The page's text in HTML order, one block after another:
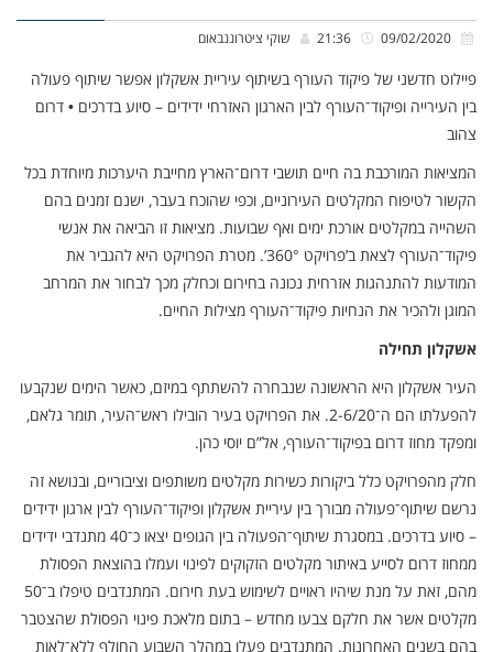
שוקי ציטרוננבאום
פיילוט חדשני של פיקוד העורף בשיתוף עיריית אשקלון אפשר שיתוף פעולה
בין העירייה ופיקוד־העורף לבין הארגון האזרחי ידידים – סיוע בדרכים • דרום
צהוב
המציאות המורכבת בה חיים תושבי דרום־הארץ מחייבת היערכות מיוחדת בכל
הקשור לטיפוח המקלטים העירוניים, וכפי שהוכח בעבר, ישנם זמנים בהם
השהייה במקלטים אורכת ימים ואף שבועות. מציאות זו הביאה את אנשי
פיקוד־העורף לצאת ב’פרויקט 360°’. מטרת הפרויקט היא להגביר את
המודעות להתנהגות אזרחית נכונה בחירום וכחלק מכך לבחור את המרחב
המוגן ולהכיר את הנחיות פיקוד־העורף מצילות החיים.
אשקלון תחילה
העיר אשקלון היא הראשונה שנבחרה להשתתף במיזם, כאשר הימים שנקבעו
להפעלתו הם ה־2-6/20. את הפרויקט בעיר הובילו ראש־העיר, תומר גלאם,
ומפקד מחוז דרום בפיקוד־העורף, אל”ם יוסי כהן.
חלק מהפרויקט כלל ביקורות כשירות מקלטים משותפים וציבוריים, ובנושא זה
נרשם שיתוף־פעולה מבורך בין עיריית אשקלון ופיקוד־העורף לבין ארגון ידידים
– סיוע בדרכים. במסגרת שיתוף־הפעולה בין הגופים יצאו כ־40 מתנדבי ידידים
ממחוז דרום לסייע באיתור מקלטים הזקוקים לפינוי ועמלו בהוצאת הפסולת
מהם, זאת על מנת שיהיו ראויים לשימוש בעת חירום. המתנדבים טיפלו ב־50
מקלטים אשר את חלקם צבעו מחדש – בתום מלאכת פינוי הפסולת שהצטבר
בהם בשנים האחרונות. המתנדבים פעלו במהלך השבוע החולף ללא־לאות